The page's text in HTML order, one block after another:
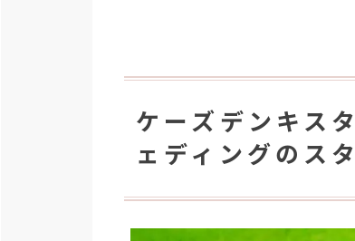
ケーズデンキス
ェディングのス